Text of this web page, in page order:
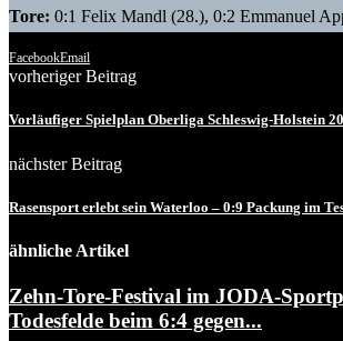
Tore: 0:1 Felix Mandl (28.), 0:2 Emmanuel
FacebookEmail
vorheriger Beitrag
Vorläufiger Spielplan Oberliga Schleswig-Holstein
nächster Beitrag
Rasensport erlebt sein Waterloo – 0:9 Packung im
ähnliche Artikel
Zehn-Tore-Festival im JODA-
Todesfelde beim 6:4 gegen...